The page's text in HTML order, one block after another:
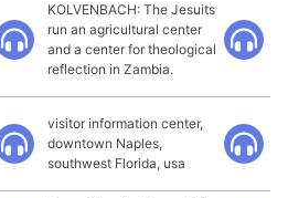
KOLVENBACH: The Jesuits
run an agricultural center
and a center for theological
reflection in Zambia.
visitor information center,
downtown Naples,
southwest Florida, usa